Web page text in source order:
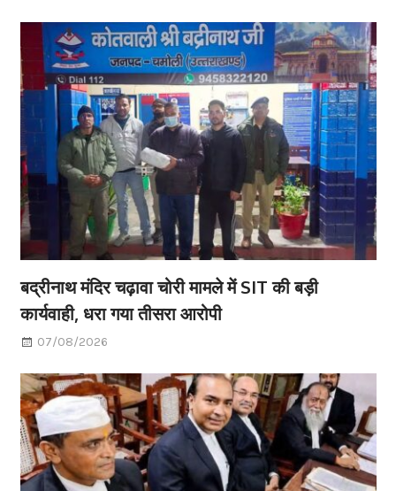
बद्रीनाथ मंदिर चढ़ावा चोरी मामले में SIT की बड़ी
कार्यवाही, धरा गया तीसरा आरोपी
07/08/2026